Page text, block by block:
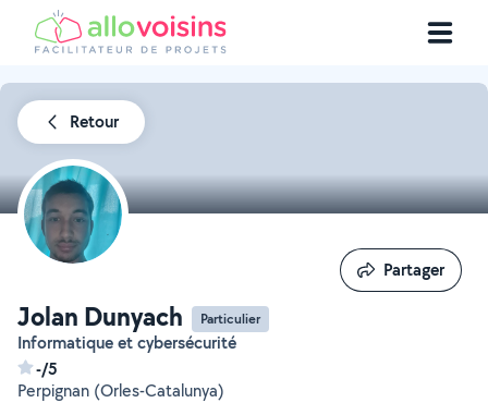
Retour
Jolan Dunyach Particulier
Informatique et cybersécurité
-/5
Perpignan (Orles-Catalunya)
Partager
Partager